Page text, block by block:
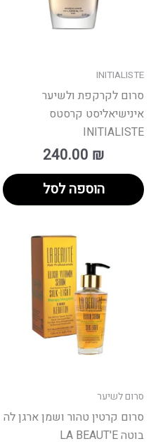
INITIALISTE
סרום לקרקפת ולשיער
אינישיאליסט קרסטס
INITIALISTE
240.00 ₪
הוספה לסל
סרום לשיער
סרום קרטין טהור ושמן ארגן לה
בוטה LA BEAUT'E